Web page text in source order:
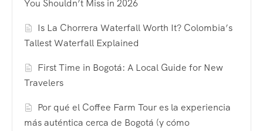
You Shouldn’t Miss in 2026
Is La Chorrera Waterfall Worth It? Colombia’s
Tallest Waterfall Explained
First Time in Bogotá: A Local Guide for New
Travelers
Por qué el Coffee Farm Tour es la experiencia
más auténtica cerca de Bogotá (y cómo